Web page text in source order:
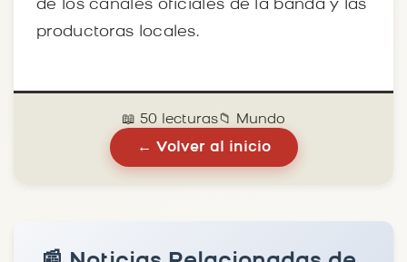
de los canales oficiales de la banda y las
productoras locales.
📖 50 lecturas📁 Mundo
← Volver al inicio